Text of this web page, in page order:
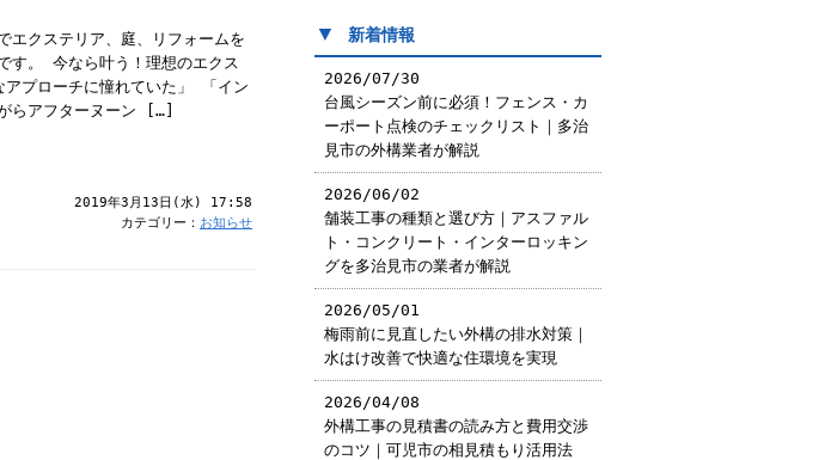
エクステリア、庭、リフォームを
す。 今なら叶う！理想のエクス
プローチに憧れていた」 「イン
らアフターヌーン […]
2019年3月13日(水) 17:58
カテゴリー： お知らせ
▼ 新着情報
2026/07/30
台風シーズン前に必須！フェンス・カ
ーポート点検のチェックリスト｜多治
見市の外構業者が解説
2026/06/02
舗装工事の種類と選び方｜アスファル
ト・コンクリート・インターロッキン
グを多治見市の業者が解説
2026/05/01
梅雨前に見直したい外構の排水対策｜
水はけ改善で快適な住環境を実現
2026/04/08
外構工事の見積書の読み方と費用交渉
のコツ｜可児市の相見積もり活用法